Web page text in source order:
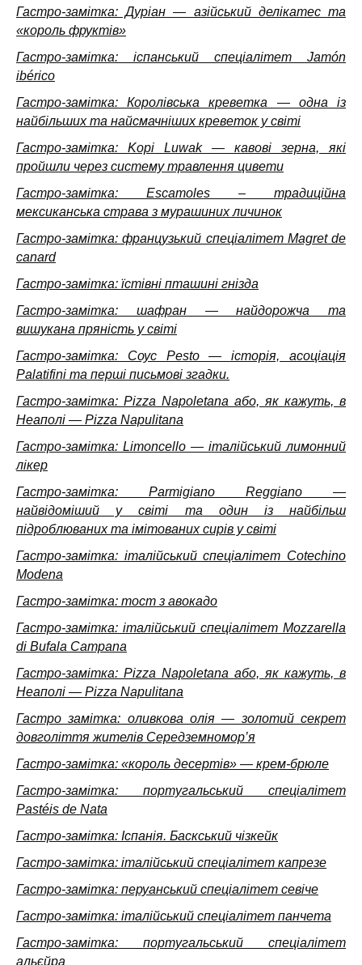
Гастро-замітка: Дуріан — азійський делікатес та
«король фруктів»
Гастро-замітка: іспанський спеціалітет Jamón
ibérico
Гастро-замітка: Королівська креветка — одна із
найбільших та найсмачніших креветок у світі
Гастро-замітка: Kopi Luwak — кавові зерна, які
пройшли через систему травлення цивети
Гастро-замітка: Escamoles – традиційна
мексиканська страва з мурашиних личинок
Гастро-замітка: французький спеціалітет Magret de
canard
Гастро-замітка: їстівні пташині гнізда
Гастро-замітка: шафран — найдорожча та
вишукана пряність у світі
Гастро-замітка: Соус Pesto — історія, асоціація
Palatifini та перші письмові згадки.
Гастро-замітка: Pizza Napoletana або, як кажуть, в
Неаполі — Pizza Napulitana
Гастро-замітка: Limoncello — італійський лимонний
лікер
Гастро-замітка: Parmigiano Reggiano —
найвідоміший у світі та один із найбільш
підроблюваних та імітованих сирів у світі
Гастро-замітка: італійський спеціалітет Cotechino
Modena
Гастро-замітка: тост з авокадо
Гастро-замітка: італійський спеціалітет Mozzarella
di Bufala Campana
Гастро-замітка: Pizza Napoletana або, як кажуть, в
Неаполі — Pizza Napulitana
Гастро замітка: оливкова олія — золотий секрет
довголіття жителів Середземномор’я
Гастро-замітка: «король десертів» — крем-брюле
Гастро-замітка: португальський спеціалітет
Pastéis de Nata
Гастро-замітка: Іспанія. Баскський чізкейк
Гастро-замітка: італійський спеціалітет капрезе
Гастро-замітка: перуанський спеціалітет севіче
Гастро-замітка: італійський спеціалітет панчета
Гастро-замітка: португальський спеціалітет
альєйра